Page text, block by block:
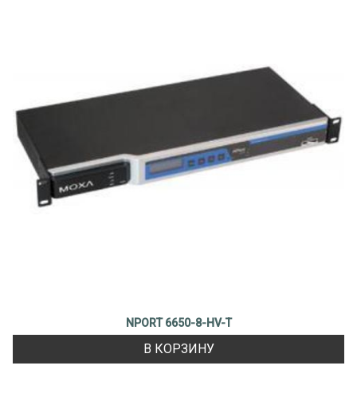
NPORT 6650-8-HV-T
В КОРЗИНУ